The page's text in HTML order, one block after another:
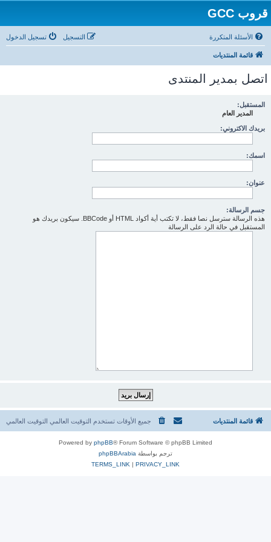
قروب GCC
الأسئلة المتكررة تسجيل الدخول التسجيل
قائمة المنتديات
اتصل بمدير المنتدى
المستقبل:
المدير العام
بريدك الاكتروني:
اسمك:
عنوان:
جسم الرسالة:
هذه الرسالة سترسل نصا فقط، لا تكتب أية أكواد HTML أو BBCode. سيكون بريدك هو
المستقبل في حالة الرد على الرسالة
قائمة المنتديات جميع الأوقات تستخدم التوقيت العالمي التوقيت العالمي
Powered by phpBB® Forum Software © phpBB Limited
ترجم بواسطة phpBBArabia
PRIVACY_LINK
|
TERMS_LINK